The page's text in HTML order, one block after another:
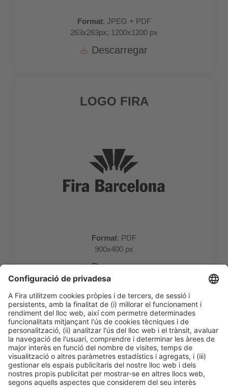
Format: JPEG + PDF
263x263px; 1200x1200 px
Descarregar
LOGO FIRA
Format: PDF
900x400 px
Descarregar
Informació generalAvís legalPolítica de privacitat
Política de cookies